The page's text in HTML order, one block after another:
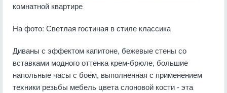
комнатной квартире
На фото: Светлая гостиная в стиле классика
Диваны с эффектом капитоне, бежевые стены со
вставками модного оттенка крем-брюле, большие
напольные часы с боем, выполненная с применением
техники резьбы мебель цвета слоновой кости - эта